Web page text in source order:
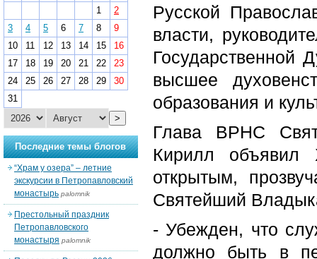
Русской
власти,
высшее
образования и
Глава ВРНС
Кирилл объявил
открытым,
Святейший
- Убежден, что
должно быть в
1
2
3
4 5 6 7 8
9
10
11 12 13 14 15
16
17
18 19 20 21 22
23
24
25 26 27 28 29
30
31
>
Последние темы блогов
“Храм у озера” – летние
экскурсии в Петропавловский
монастырь palomnik
Престольный праздник
Петропавловского
монастыря palomnik